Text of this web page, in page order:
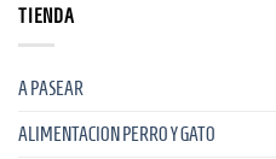
TIENDA
A PASEAR
ALIMENTACION PERRO Y GATO